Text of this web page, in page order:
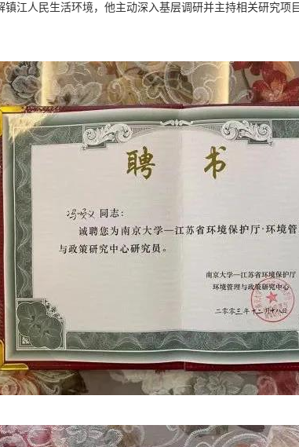
镇江人民生活环境，他主动深入基层调研并主持相关研究项